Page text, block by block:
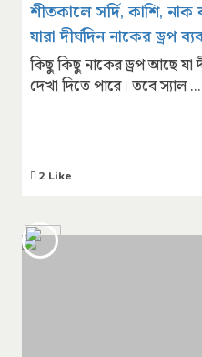
শীতকালে সর্দি, কাশি, নাক
যারা দীর্ঘদিন নাকের ড্রপ
সতর্ক হওয়া দরকার
কিছু কিছু নাকের ড্রপ আছে যা
দেখা দিতে পারে। তবে স্যাল ...
2 Like